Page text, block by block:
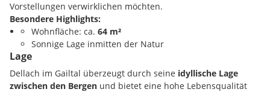
Vorstellungen verwirklichen möchten.
Besondere Highlights:
Wohnfläche: ca. 64 m²
Sonnige Lage inmitten der Natur
Ruhige, ländliche Umgebung mit viel Lebensqualität
Gute Anbindung an die umliegenden Orte
Lage
Dellach im Gailtal überzeugt durch seine idyllische Lage
zwischen den Bergen und bietet eine hohe Lebensqualität